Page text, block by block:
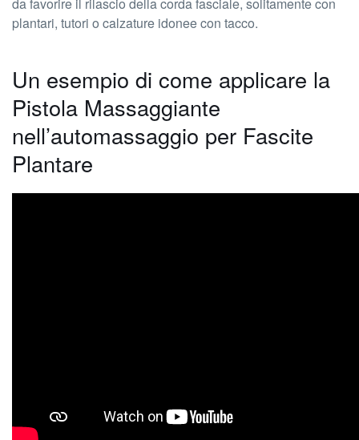
plantari, tutori o calzature idonee con tacco.
Un esempio di come applicare la
Pistola Massaggiante
nell’automassaggio per Fascite
Plantare